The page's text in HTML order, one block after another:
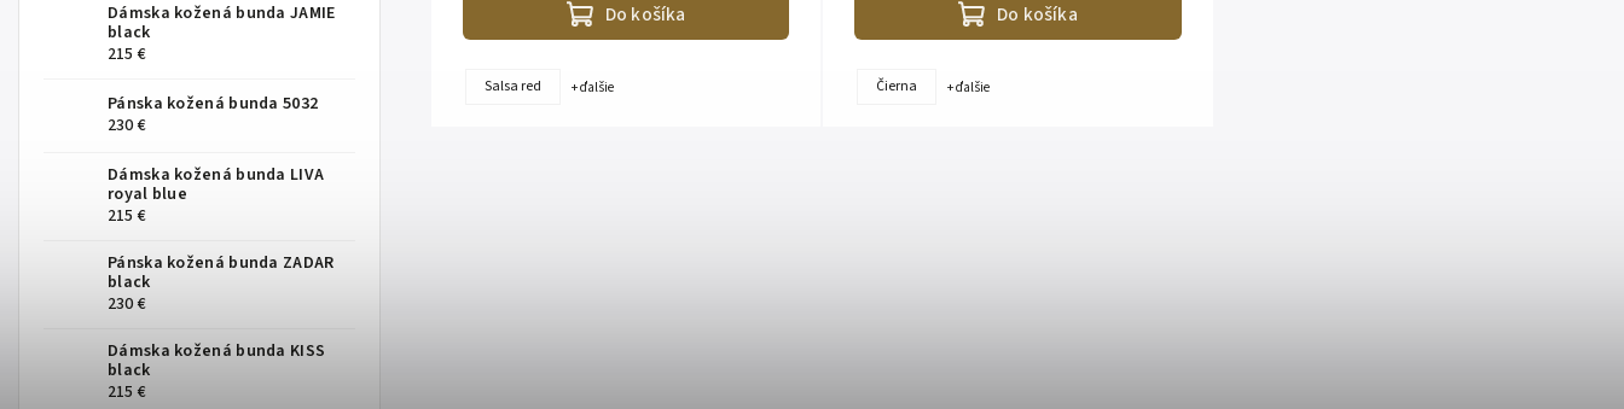
Dámska kožená bunda JAMIE
black
215 €
Pánska kožená bunda 5032
230 €
Dámska kožená bunda LIVA
royal blue
215 €
Pánska kožená bunda ZADAR
black
230 €
Dámska kožená bunda KISS
black
215 €
Do košíka
Salsa red + ďalšie
Do košíka
Čierna + ďalšie